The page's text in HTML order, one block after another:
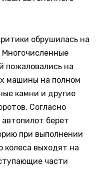
обрушилась на
Многочисленные
пожаловались на
машины на полном
камни и другие
Согласно
берет
при выполнении
колеса выходят на
части